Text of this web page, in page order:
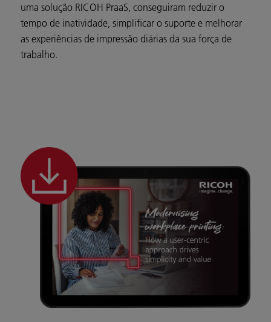
uma solução RICOH PraaS, conseguiram reduzir o
tempo de inatividade, simplificar o suporte e melhorar
as experiências de impressão diárias da sua força de
trabalho.